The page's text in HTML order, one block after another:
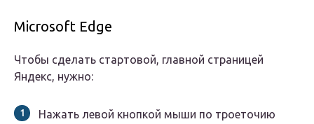
Microsoft Edge
Чтобы сделать стартовой, главной страницей
Яндекс, нужно:
Нажать левой кнопкой мыши по троеточию